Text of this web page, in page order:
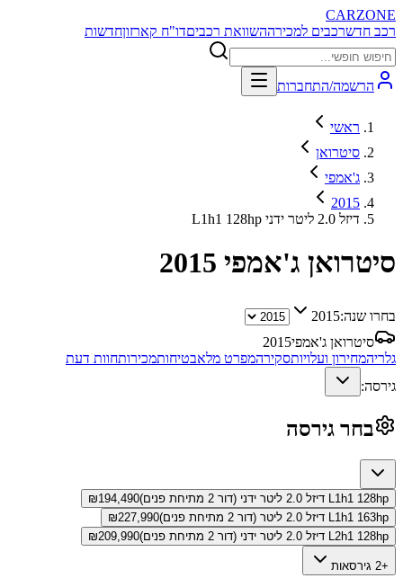
CARZONE
רכב חדשרכבים למכירההשוואת רכביםדו"ח קארזוןחדשות
הרשמה/התחברות
ראשי
סיטרואן
ג'אמפי
2015
L1h1 128hp דיזל 2.0 ליטר ידני
סיטרואן ג'אמפי 2015
בחרו שנה:2015
סיטרואן ג'אמפי2015
גלריהמחירון ועלויותסקירהמפרט מלאבטיחותמכירותחוות דעת
גירסה:
בחר גירסה
L1h1 128hp דיזל 2.0 ליטר ידני (דור 2 מתיחת פנים) ₪194,490
L1h1 163hp דיזל 2.0 ליטר (דור 2 מתיחת פנים)
₪227,990
L2h1 128hp דיזל 2.0 ליטר ידני (דור 2 מתיחת פנים)
₪209,990
+2 גירסאות